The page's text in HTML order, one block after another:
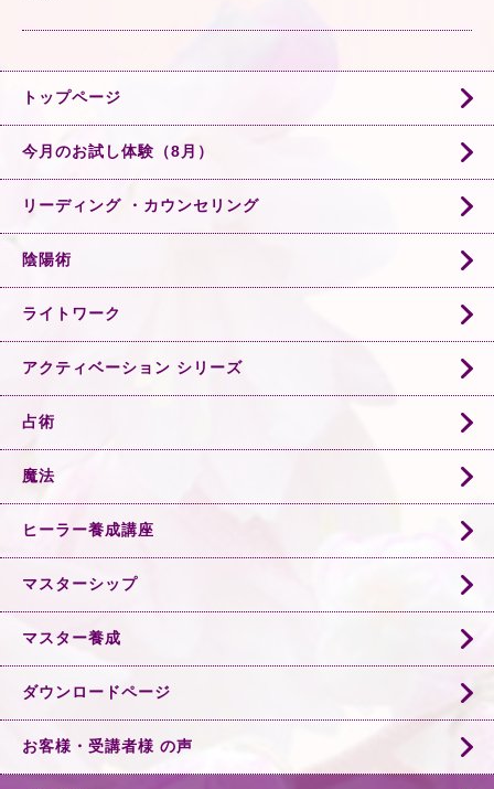
トップページ
今月のお試し体験（8月）
リーディング ・カウンセリング
陰陽術
ライトワーク
アクティベーション シリーズ
占術
魔法
ヒーラー養成講座
マスターシップ
マスター養成
ダウンロードページ
お客様・受講者様 の声